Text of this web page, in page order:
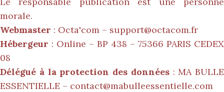
morale.
Webmaster : Octa'com – support@octacom.fr
Hébergeur : Online – BP 438 – 75366 PARIS CEDEX
08
Délégué à la protection des données: MA BULLE
ESSENTIELLE – contact@mabulleessentielle.com